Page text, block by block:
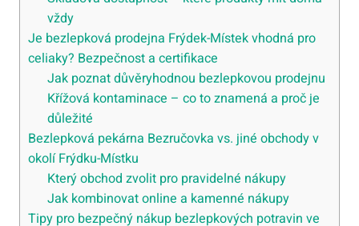
vždy
Je bezlepková prodejna Frýdek-Místek vhodná pro
celiaky? Bezpečnost a certifikace
Jak poznat důvěryhodnou bezlepkovou prodejnu
Křížová kontaminace – co to znamená a proč je
důležité
Bezlepková pekárna Bezručovka vs. jiné obchody v
okolí Frýdku-Místku
Který obchod zvolit pro pravidelné nákupy
Jak kombinovat online a kamenné nákupy
Tipy pro bezpečný nákup bezlepkových potravin ve